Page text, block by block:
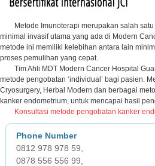
Metode Imunoterapi merupakan salah
minimal invasif utama yang ada di Modern
metode ini memiliki kelebihan antara lain
proses pemulihan yang cepat.
Tim Ahli MDT Modern Cancer Hospital
metode pengobatan ‘individual’ bagi pasien.
Cryosurgery, Herbal Modern dan berbagai
kanker endometrium, untuk mencapai hasil
Konsultasi metode pengobatan kanker
0812 978 978 59,
0878 556 556 99,